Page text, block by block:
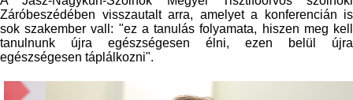
Záróbeszédében visszautalt arra, amelyet a konferencián is
sok szakember vall: "ez a tanulás folyamata, hiszen meg kell
tanulnunk újra egészségesen élni, ezen belül újra
egészségesen táplálkozni".